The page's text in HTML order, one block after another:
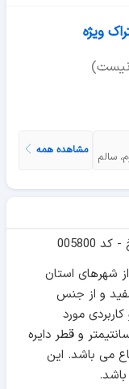
ویژه
نیست)
سالم
مشاهده همه
شهرهای استان
و از جنس
مورد
قرار دارد؛ قطر دایره پایین آن 2.3 سانتیمتر و قطر دایره
سانتیمتر ارتفاع می باشد. این